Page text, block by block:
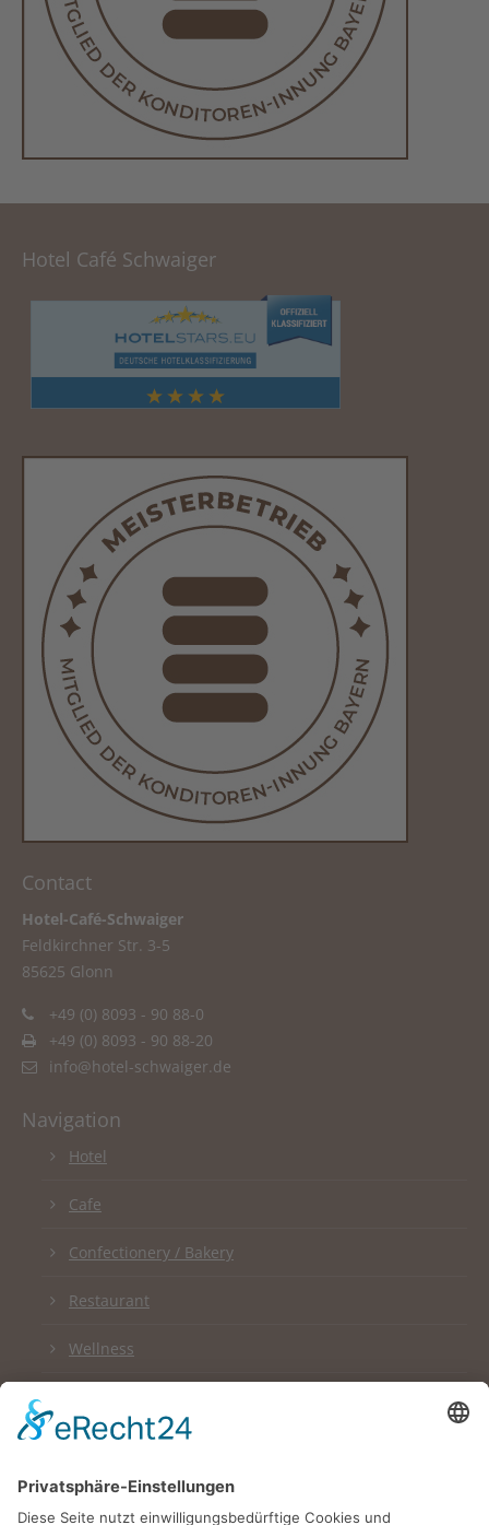
Hotel Café Schwaiger
Contact
Hotel-Café-Schwaiger
Feldkirchner Str. 3-5
85625 Glonn
+49 (0) 8093 - 90 88-0
+49 (0) 8093 - 90 88-20
info@hotel-schwaiger.de
Navigation
Hotel
Cafe
Confectionery / Bakery
Restaurant
Wellness
Links